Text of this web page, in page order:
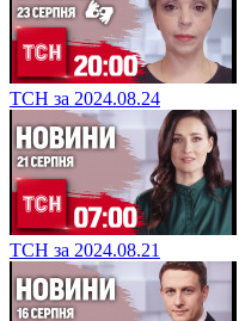
ТСН за 2024.08.24
ТСН за 2024.08.21